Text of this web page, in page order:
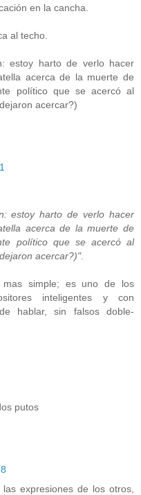
en la cancha.
al techo.
estoy harto de verlo hacer
acerca de la muerte de
político que se acercó al
acercar?)
estoy harto de verlo hacer
acerca de la muerte de
político que se acercó al
acercar?)".
simple; es uno de los
inteligentes y con
hablar, sin falsos doble-
putos
expresiones de los otros,